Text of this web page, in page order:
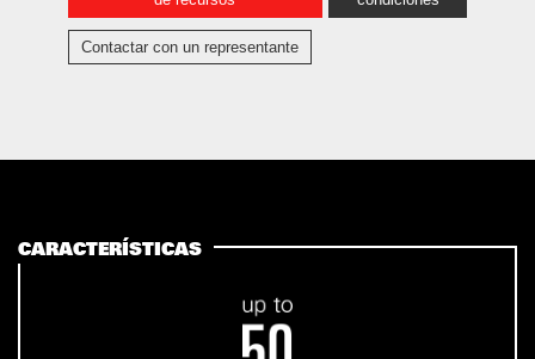
Contactar con un representante
CARACTERÍSTICAS